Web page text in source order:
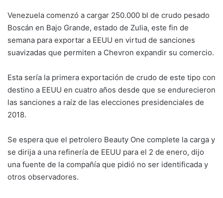
Venezuela comenzó a cargar 250.000 bl de crudo pesado
Boscán en Bajo Grande, estado de Zulia, este fin de
semana para exportar a EEUU en virtud de sanciones
suavizadas que permiten a Chevron expandir su comercio.
Esta sería la primera exportación de crudo de este tipo con
destino a EEUU en cuatro años desde que se endurecieron
las sanciones a raíz de las elecciones presidenciales de
2018.
Se espera que el petrolero Beauty One complete la carga y
se dirija a una refinería de EEUU para el 2 de enero, dijo
una fuente de la compañía que pidió no ser identificada y
otros observadores.